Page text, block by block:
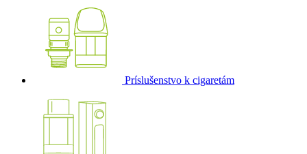
Príslušenstvo k cigaretám